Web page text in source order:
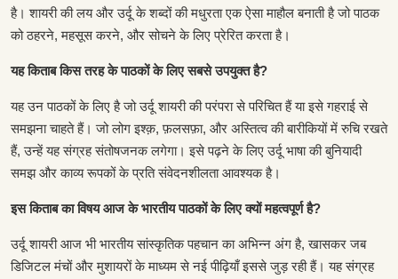
है। शायरी की लय और उर्दू के शब्दों की मधुरता एक ऐसा माहौल बनाती है जो पाठक
को ठहरने, महसूस करने, और सोचने के लिए प्रेरित करता है।
यह किताब किस तरह के पाठकों के लिए सबसे उपयुक्त है?
यह उन पाठकों के लिए है जो उर्दू शायरी की परंपरा से परिचित हैं या इसे गहराई से
समझना चाहते हैं। जो लोग इश्क़, फ़लसफ़ा, और अस्तित्व की बारीकियों में रुचि रखते
हैं, उन्हें यह संग्रह संतोषजनक लगेगा। इसे पढ़ने के लिए उर्दू भाषा की बुनियादी
समझ और काव्य रूपकों के प्रति संवेदनशीलता आवश्यक है।
इस किताब का विषय आज के भारतीय पाठकों के लिए क्यों महत्वपूर्ण है?
उर्दू शायरी आज भी भारतीय सांस्कृतिक पहचान का अभिन्न अंग है, खासकर जब
डिजिटल मंचों और मुशायरों के माध्यम से नई पीढ़ियाँ इससे जुड़ रही हैं। यह संग्रह